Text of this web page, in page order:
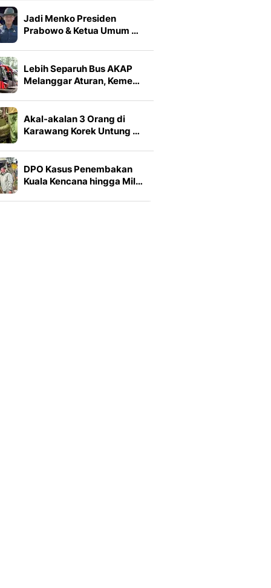
Jadi Menko Presiden
Prabowo & Ketua Umum …
Lebih Separuh Bus AKAP
Melanggar Aturan, Keme…
Akal-akalan 3 Orang di
Karawang Korek Untung …
DPO Kasus Penembakan
Kuala Kencana hingga Mil…